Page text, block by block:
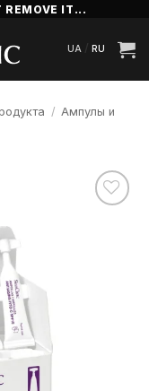
REMOVE IT...
UA / RU
/ Ампулы и